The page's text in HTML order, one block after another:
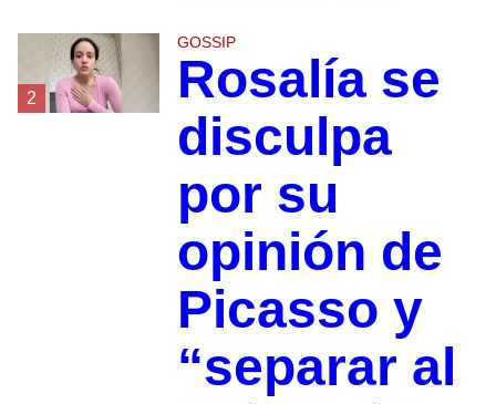
2
GOSSIP
Rosalía se
disculpa
por su
opinión de
Picasso y
“separar al